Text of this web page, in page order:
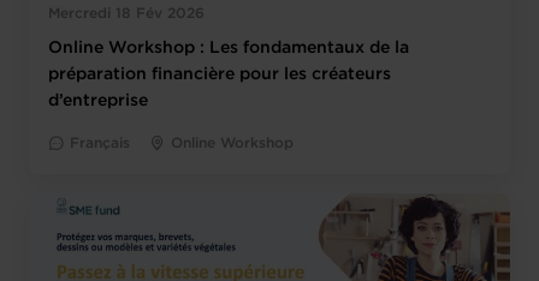
Mercredi 18 Fév 2026
Online Workshop : Les fondamentaux de la
préparation financière pour les créateurs
d’entreprise
Français Online Workshop